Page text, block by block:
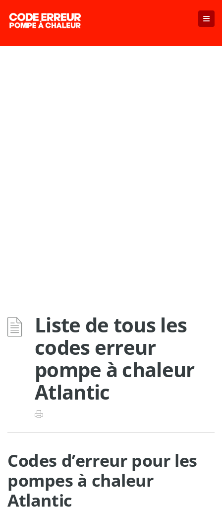
Liste de tous les
codes erreur
pompe à chaleur
Atlantic
Codes d’erreur pour les
pompes à chaleur
Atlantic